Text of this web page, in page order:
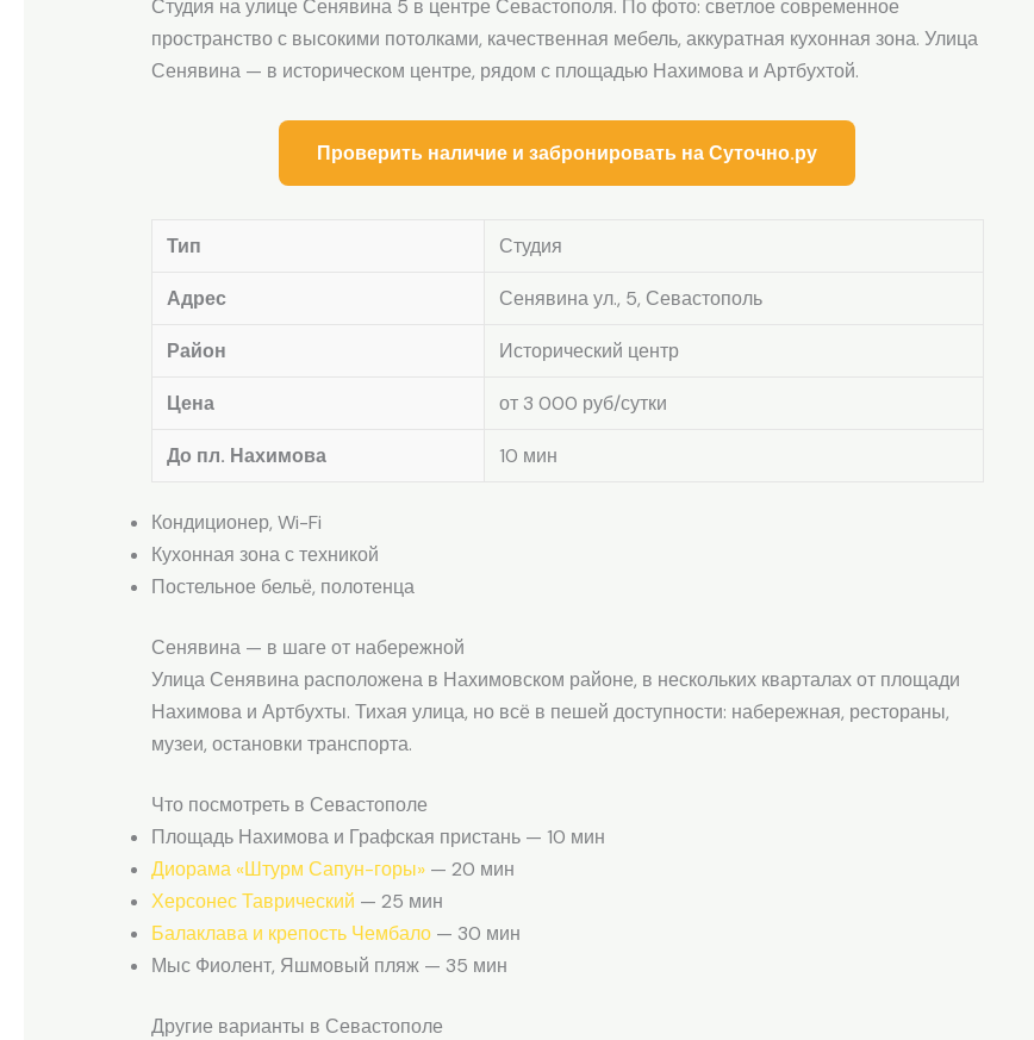
Студия на улице Сенявина 5 в центре Севастополя. По фото: светлое современное
пространство с высокими потолками, качественная мебель, аккуратная кухонная зона. Улица
Сенявина — в историческом центре, рядом с площадью Нахимова и Артбухтой.
Проверить наличие и забронировать на Суточно.ру
Тип Студия
Адрес Сенявина ул., 5, Севастополь
Район Исторический центр
Цена от 3 000 руб/сутки
До пл. Нахимова 10 мин
Кондиционер, Wi-Fi
Кухонная зона с техникой
Постельное бельё, полотенца
Сенявина — в шаге от набережной
Улица Сенявина расположена в Нахимовском районе, в нескольких кварталах от площади
Нахимова и Артбухты. Тихая улица, но всё в пешей доступности: набережная, рестораны,
музеи, остановки транспорта.
Что посмотреть в Севастополе
Площадь Нахимова и Графская пристань — 10 мин
Диорама «Штурм Сапун-горы»— 20 мин
Херсонес Таврический — 25 мин
Балаклава и крепость Чембало— 30 мин
Мыс Фиолент, Яшмовый пляж — 35 мин
Другие варианты в Севастополе